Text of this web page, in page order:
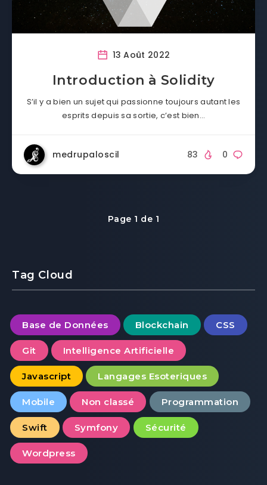
13 Août 2022
Introduction à Solidity
S’il y a bien un sujet qui passionne toujours autant les
esprits depuis sa sortie, c’est bien…
medrupaloscil 0
83
Page 1 de 1
Tag Cloud
Base de Données Blockchain CSS
Git Intelligence Artificielle
Javascript Langages Esoteriques
Mobile Non classé Programmation
Swift Symfony Sécurité
Wordpress